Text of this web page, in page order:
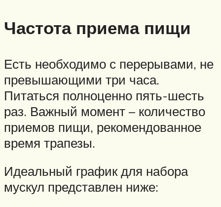
Частота приема пищи
Есть необходимо с перерывами, не
превышающими три часа.
Питаться полноценно пять-шесть
раз. Важный момент – количество
приемов пищи, рекомендованное
время трапезы.
Идеальный график для набора
мускул представлен ниже: